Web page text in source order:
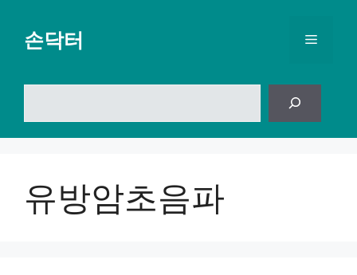
손닥터 메
뉴
유방암초음파